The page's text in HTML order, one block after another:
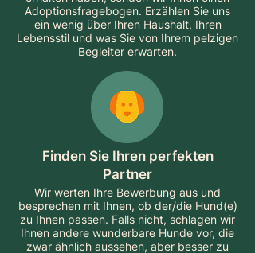
Adoptionsfragebogen. Erzählen Sie uns
ein wenig über Ihren Haushalt, Ihren
Lebensstil und was Sie von Ihrem pelzigen
Begleiter erwarten.
Finden Sie Ihren perfekten
Partner
Wir werten Ihre Bewerbung aus und
besprechen mit Ihnen, ob der/die Hund(e)
zu Ihnen passen. Falls nicht, schlagen wir
Ihnen andere wunderbare Hunde vor, die
zwar ähnlich aussehen, aber besser zu